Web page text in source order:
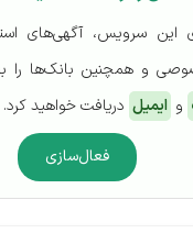
این سرویس، آگهی‌های
و همچنین بانک‌ها را
و ایمیل دریافت خواهید کرد.
فعال‌سازی